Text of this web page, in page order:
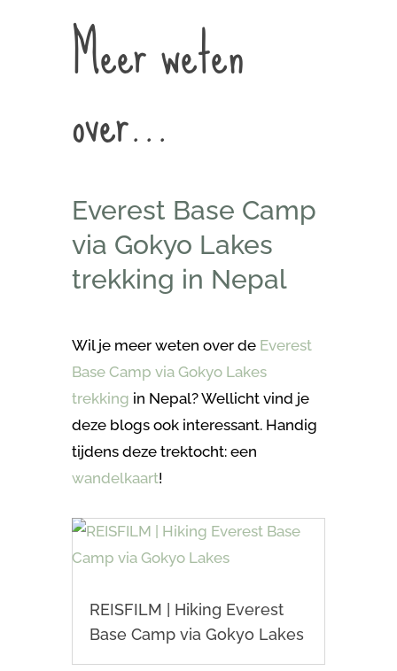
Meer weten
over…
Everest Base Camp
via Gokyo Lakes
trekking in Nepal
Wil je meer weten over de Everest
Base Camp via Gokyo Lakes
trekking in Nepal? Wellicht vind je
deze blogs ook interessant. Handig
tijdens deze trektocht: een
wandelkaart!
REISFILM | Hiking Everest
Base Camp via Gokyo Lakes